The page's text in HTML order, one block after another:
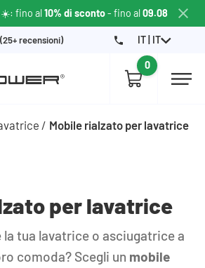
fino al10% di sconto- fino al09.08
recensioni) IT | IT
0
Mobile rialzato per lavatrice
per lavatrice
tua lavatrice o asciugatrice a
comoda? Scegli un mobile